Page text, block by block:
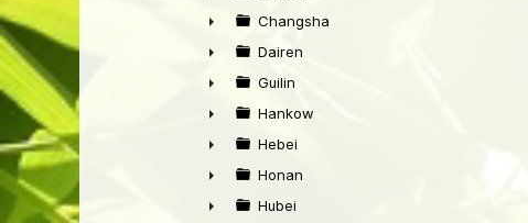
►
►
Changsha
►
Dairen
►
Guilin
►
Hankow
►
Hebei
►
Honan
Hubei